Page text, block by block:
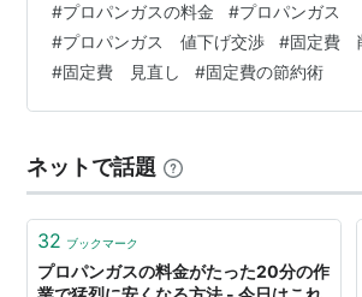
は以前からダメ元で交渉しようと思って
ストや人件費を始め、全ての物価が高騰
ガス会社が値上げするのは当然だと理解
物件のため、ガス会社の指定があり、変
げと書いてあるけど、毎月の請求書…
#プロパンガスの料金 #プロパンガス
#プロパンガス 値下げ交渉 #固定費
#固定費 見直し #固定費の節約術
ネットで話題
32 ブックマーク
プロパンガスの料金がたった20分の作